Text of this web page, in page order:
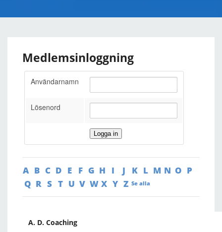
Medlemsinloggning
Användarnamn
Lösenord
A B C D E F G H I J K L M N O P
Q R S T U V W X Y Z Se alla
A. D. Coaching